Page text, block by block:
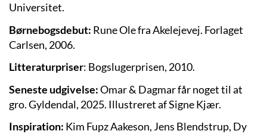
Universitet.
Børnebogsdebut: Rune Ole fra Akelejevej. Forlaget
Carlsen, 2006.
Litteraturpriser: Bogslugerprisen, 2010.
Seneste udgivelse:Omar & Dagmar får noget til at
gro. Gyldendal, 2025. Illustreret af Signe Kjær.
Inspiration: Kim Fupz Aakeson, Jens Blendstrup, Dy